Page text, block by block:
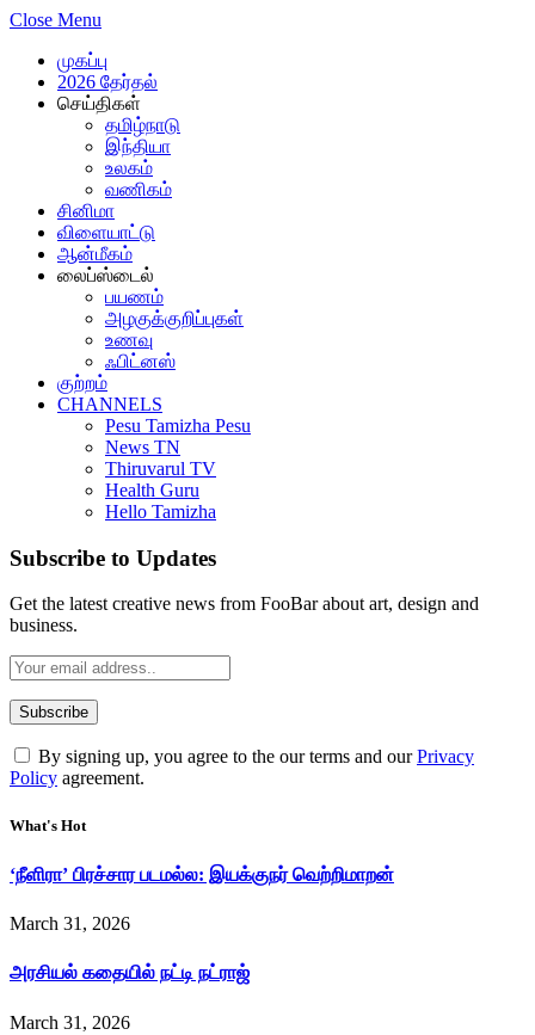
Close Menu
முகப்பு
2026 தேர்தல்
செய்திகள்
தமிழ்நாடு
இந்தியா
உலகம்
வணிகம்
சினிமா
விளையாட்டு
ஆன்மீகம்
லைப்ஸ்டைல்
பயணம்
அழகுக்குறிப்புகள்
உணவு
ஃபிட்னஸ்
குற்றம்
CHANNELS
Pesu Tamizha Pesu
News TN
Thiruvarul TV
Health Guru
Hello Tamizha
Subscribe to Updates
Get the latest creative news from FooBar about art, design and
business.
By signing up, you agree to the our terms and ourPrivacy
Policy agreement.
What's Hot
‘நீளிரா’ பிரச்சார படமல்ல: இயக்குநர் வெற்றிமாறன்
March 31, 2026
அரசியல் கதையில் நட்டி நட்ராஜ்
March 31, 2026